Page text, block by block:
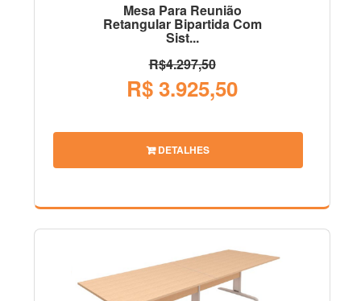
Mesa Para Reunião
Retangular Bipartida Com
Sist...
R$4.297,50
R$ 3.925,50
DETALHES